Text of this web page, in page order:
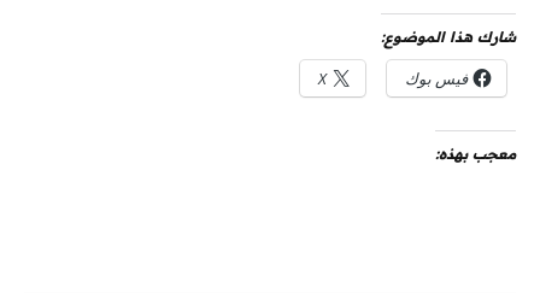
شارك هذا الموضوع:
فيس بوك X
معجب بهذه: